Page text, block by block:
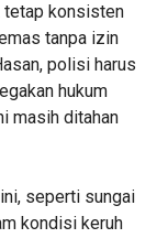
tetap konsisten
tanpa izin
polisi harus
hukum
masih ditahan
seperti sungai
kondisi keruh